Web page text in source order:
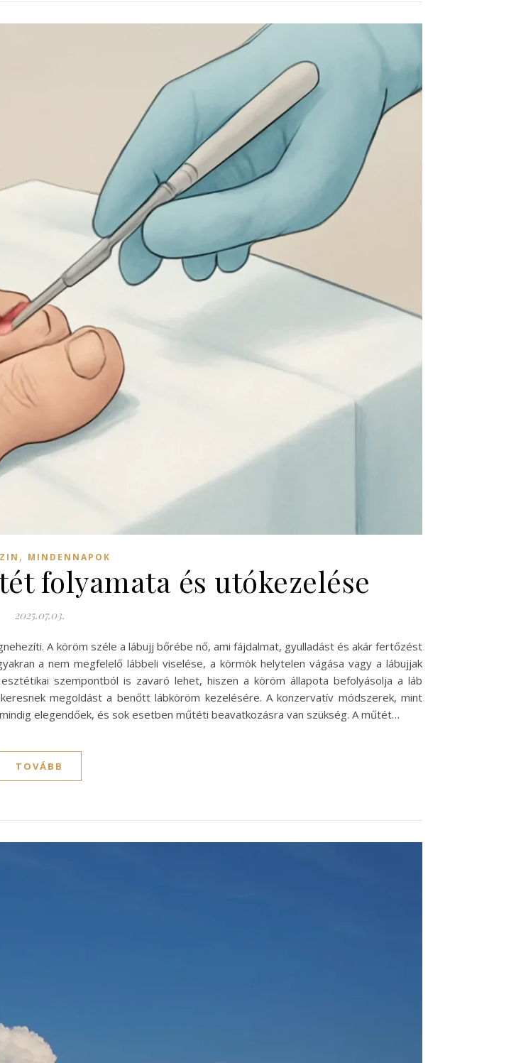
, MINDENNAPOK
folyamata és utókezelése
2025.07.03.
A köröm széle a lábujj bőrébe nő, ami fájdalmat, gyulladást és akár fertőzést
a nem megfelelő lábbeli viselése, a körmök helytelen vágása vagy a lábujjak
szempontból is zavaró lehet, hiszen a köröm állapota befolyásolja a láb
megoldást a benőtt lábköröm kezelésére. A konzervatív módszerek, mint
elegendőek, és sok esetben műtéti beavatkozásra van szükség. A műtét…
TOVÁBB